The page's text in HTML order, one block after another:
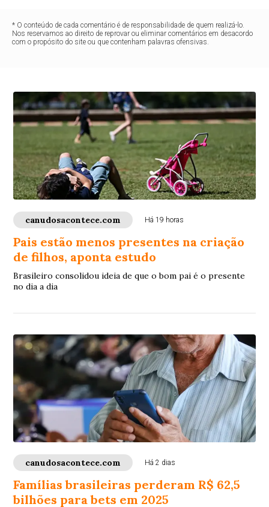
* O conteúdo de cada comentário é de responsabilidade de quem realizá-lo.
Nos reservamos ao direito de reprovar ou eliminar comentários em desacordo
com o propósito do site ou que contenham palavras ofensivas.
canudosacontece.com Há 19 horas
Pais estão menos presentes na criação
de filhos, aponta estudo
Brasileiro consolidou ideia de que o bom pai é o presente
no dia a dia
canudosacontece.com Há 2 dias
Famílias brasileiras perderam R$ 62,5
bilhões para bets em 2025